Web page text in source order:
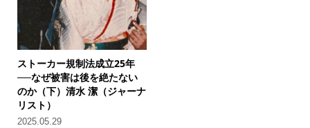
ストーカー規制法成立25年
──なぜ被害は後を絶たない
のか（下） 清水 潔（ジャーナ
リスト）
2025.05.29